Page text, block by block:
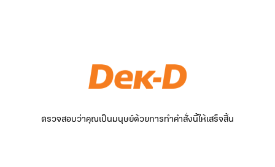
ตรวจสอบว่าคุณเป็นมนุษย์ด้วยการทำคำสั่งนี้ให้เสร็จสิ้น